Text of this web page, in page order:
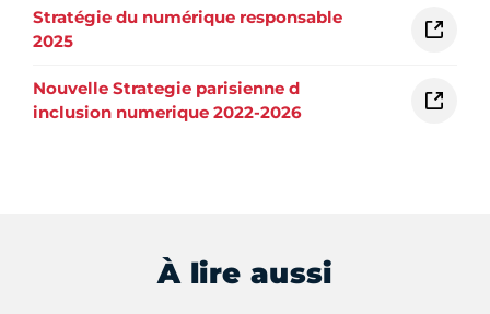
Stratégie du numérique responsable
2025
Nouvelle Strategie parisienne d
inclusion numerique 2022-2026
À lire aussi